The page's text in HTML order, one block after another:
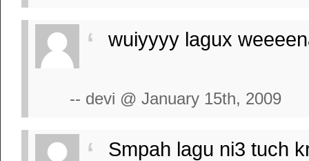
wuiyyyy lagux
-- devi @ January 15th, 2009
Smpah lagu ni3 tuch